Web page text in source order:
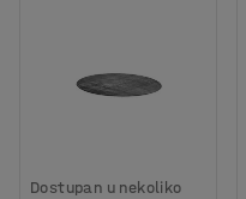
Dostupan u nekoliko